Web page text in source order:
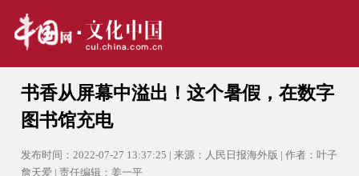
书香从屏幕中溢出！这个暑假，在数字
图书馆充电
发布时间：2022-07-27 13:37:25 | 来源：人民日报海外版 | 作者：叶子
詹天爱 | 责任编辑：姜一平